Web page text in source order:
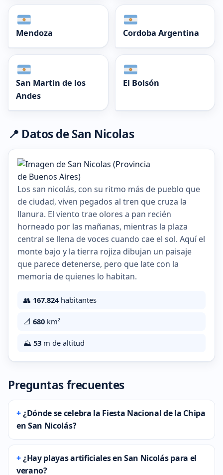
Mendoza Cordoba Argentina
San Martin de los
Andes
El Bolsón
📍 Datos de San Nicolas
Los san nicolás, con su ritmo más de pueblo que
de ciudad, viven pegados al tren que cruza la
llanura. El viento trae olores a pan recién
horneado por las mañanas, mientras la plaza
central se llena de voces cuando cae el sol. Aquí el
monte bajo y la tierra rojiza dibujan un paisaje
que parece detenerse, pero que late con la
memoria de quienes lo habitan.
👥 167.824habitantes
📐 680 km²
⛰️ 53 m de altitud
Preguntas frecuentes
¿Dónde se celebra la Fiesta Nacional de la Chipa
en San Nicolás?
¿Hay playas artificiales en San Nicolás para el
verano?